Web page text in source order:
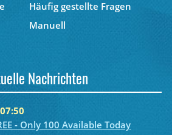
Häufig gestellte Fragen
Manuell
Nachrichten
- Only 100 Available Today